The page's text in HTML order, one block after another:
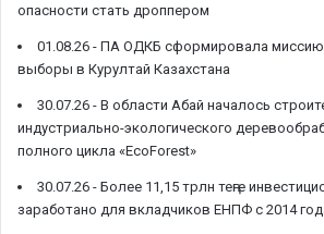
опасности стать дроппером
01.08.26 - ПА ОДКБ сформировала миссию
выборы в Курултай Казахстана
30.07.26 - В области Абай началось
индустриально-экологического
полного цикла «EcoForest»
30.07.26 - Более 11,15 трлн теңге
заработано для вкладчиков ЕНПФ с 2014